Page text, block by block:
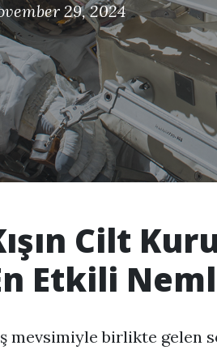
29, 2024
Cilt
Etkili
mevsimiyle birlikte gelen